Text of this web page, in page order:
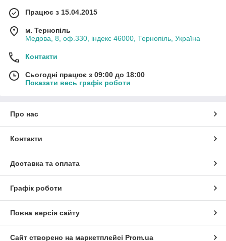
Працює з 15.04.2015
м. Тернопіль
Медова, 8, оф.330, індекс 46000, Тернопіль, Україна
Контакти
Сьогодні працює з 09:00 до 18:00
Показати весь графік роботи
Про нас
Контакти
Доставка та оплата
Графік роботи
Повна версія сайту
Сайт створено на маркетплейсі Prom.ua